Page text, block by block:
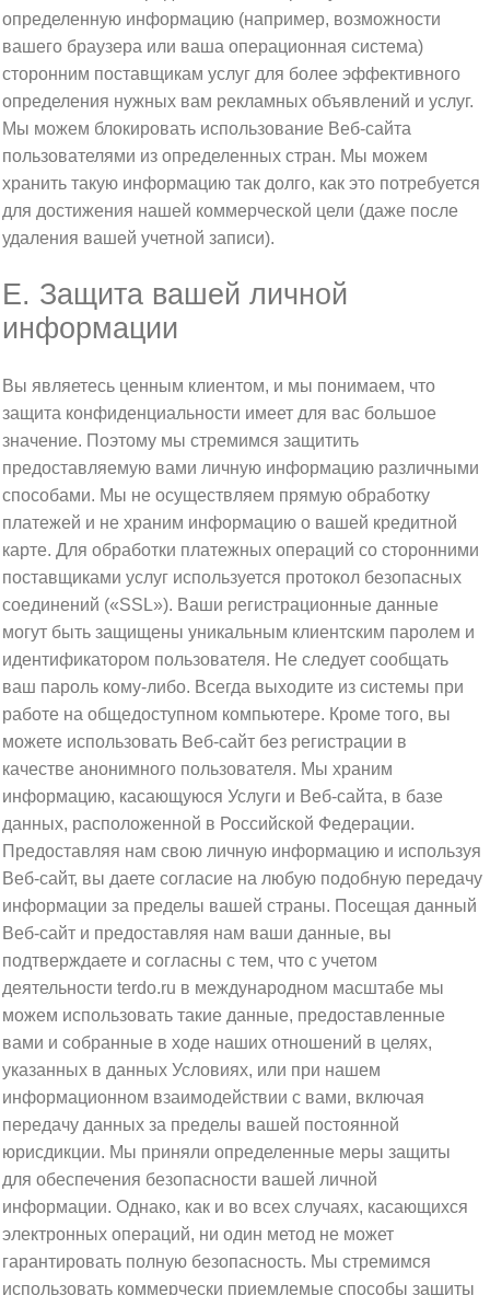
определенную информацию (например, возможности
вашего браузера или ваша операционная система)
сторонним поставщикам услуг для более эффективного
определения нужных вам рекламных объявлений и услуг.
Мы можем блокировать использование Веб-сайта
пользователями из определенных стран. Мы можем
хранить такую информацию так долго, как это потребуется
для достижения нашей коммерческой цели (даже после
удаления вашей учетной записи).
E. Защита вашей личной
информации
Вы являетесь ценным клиентом, и мы понимаем, что
защита конфиденциальности имеет для вас большое
значение. Поэтому мы стремимся защитить
предоставляемую вами личную информацию различными
способами. Мы не осуществляем прямую обработку
платежей и не храним информацию о вашей кредитной
карте. Для обработки платежных операций со сторонними
поставщиками услуг используется протокол безопасных
соединений («SSL»). Ваши регистрационные данные
могут быть защищены уникальным клиентским паролем и
идентификатором пользователя. Не следует сообщать
ваш пароль кому-либо. Всегда выходите из системы при
работе на общедоступном компьютере. Кроме того, вы
можете использовать Веб-сайт без регистрации в
качестве анонимного пользователя. Мы храним
информацию, касающуюся Услуги и Веб-сайта, в базе
данных, расположенной в Российской Федерации.
Предоставляя нам свою личную информацию и используя
Веб-сайт, вы даете согласие на любую подобную передачу
информации за пределы вашей страны. Посещая данный
Веб-сайт и предоставляя нам ваши данные, вы
подтверждаете и согласны с тем, что с учетом
деятельности terdo.ru в международном масштабе мы
можем использовать такие данные, предоставленные
вами и собранные в ходе наших отношений в целях,
указанных в данных Условиях, или при нашем
информационном взаимодействии с вами, включая
передачу данных за пределы вашей постоянной
юрисдикции. Мы приняли определенные меры защиты
для обеспечения безопасности вашей личной
информации. Однако, как и во всех случаях, касающихся
электронных операций, ни один метод не может
гарантировать полную безопасность. Мы стремимся
использовать коммерчески приемлемые способы защиты